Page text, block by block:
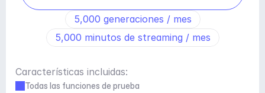
5,000 generaciones / mes
5,000 minutos de streaming / mes
Características incluidas:
Todas las funciones de prueba